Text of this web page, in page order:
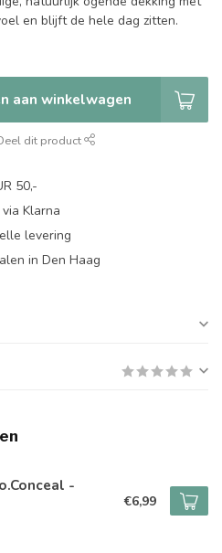
en blijft de hele dag zitten.
aan winkelwagen
dit product
50,-
Klarna
levering
in Den Haag
-
€6,99